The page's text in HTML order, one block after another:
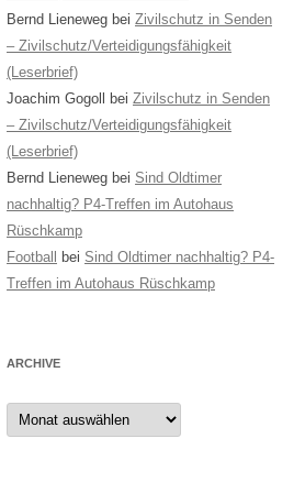
Bernd Lieneweg bei Zivilschutz in Senden
– Zivilschutz/Verteidigungsfähigkeit
(Leserbrief)
Joachim Gogoll
bei Zivilschutz in Senden
– Zivilschutz/Verteidigungsfähigkeit
(Leserbrief)
Bernd Lieneweg bei Sind Oldtimer
nachhaltig? P4-Treffen im Autohaus
Rüschkamp
Football
bei Sind Oldtimer nachhaltig? P4-
Treffen im Autohaus Rüschkamp
ARCHIVE
Archive